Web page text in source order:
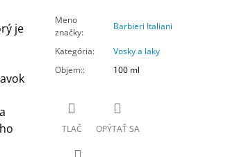
je
Meno
značky:
Barbieri Italiani
Kategória:
Vosky a laky
Objem:: 100 ml
TLAČ OPÝTAŤ SA